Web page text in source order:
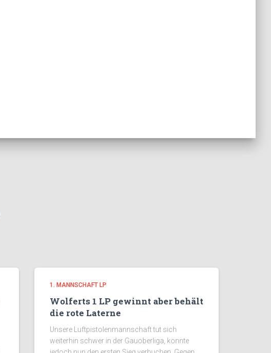
1. MANNSCHAFT LP
Wolferts 1 LP gewinnt aber behält
die rote Laterne
Unsere Luftpistolenmannschaft tut sich
weiterhin schwer in der Gauoberliga, konnte